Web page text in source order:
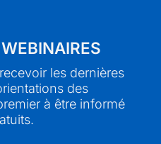
les dernières
des
à être informé